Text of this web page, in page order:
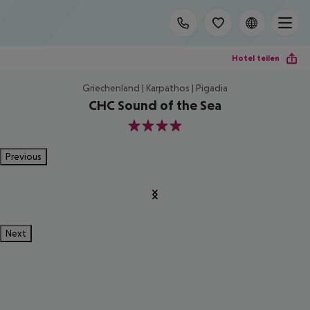
Hotel teilen
Griechenland | Karpathos | Pigadia
CHC Sound of the Sea
4
Previous
Next